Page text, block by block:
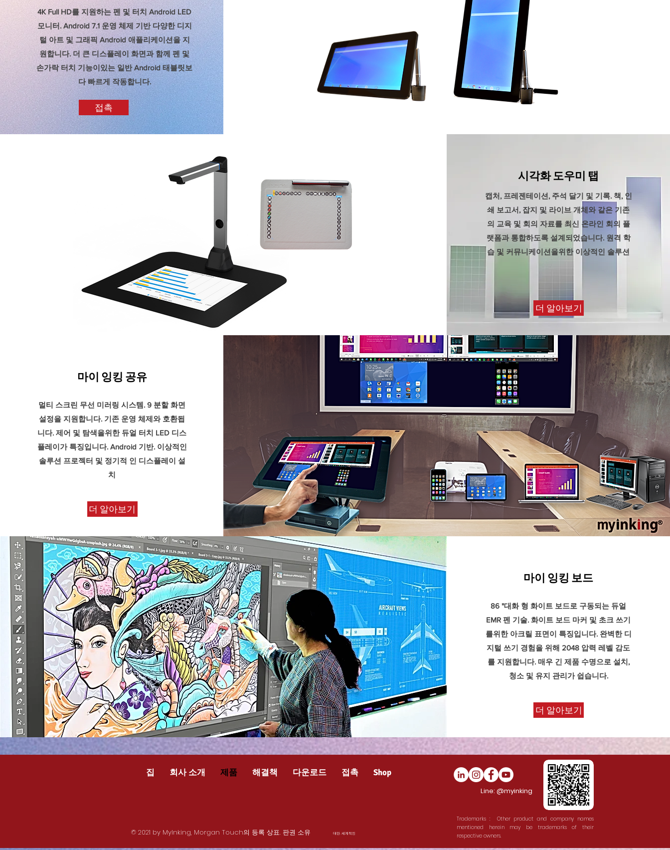
4K Full HD를 지원하는 펜 및 터치 Android LED
모니터. Android 7.1 운영 체제 기반 다양한 디지
털 아트 및 그래픽 Android 애플리케이션을 지
원합니다. 더 큰 디스플레이 화면과 함께 펜 및
손가락 터치 기능이있는 일반 Android 태블릿보
다 빠르게 작동합니다.
접촉
시각화 도우미 탭
캡처, 프레젠테이션, 주석 달기 및 기록. 책, 인
쇄 보고서, 잡지 및 라이브 개체와 같은 기존
의 교육 및 회의 자료를 최신 온라인 회의 플
랫폼과 통합하도록 설계되었습니다. 원격 학
습 및 커뮤니케이션을위한 이상적인 솔루션
더 알아보기
마이 잉킹 공유
멀티 스크린 무선 미러링 시스템. 9 분할 화면
설정을 지원합니다. 기존 운영 체제와 호환됩
니다. 제어 및 탐색을위한 듀얼 터치 LED 디스
플레이가 특징입니다. Android 기반. 이상적인
솔루션 프로젝터 및 정기적 인 디스플레이 설
치
더 알아보기
마이 잉킹 보드
86 "대화 형 화이트 보드로 구동되는 듀얼
EMR 펜 기술. 화이트 보드 마커 및 초크 쓰기
를위한 아크릴 표면이 특징입니다. 완벽한 디
지털 쓰기 경험을 위해 2048 압력 레벨 감도
를 지원합니다. 매우 긴 제품 수명으로 설치,
청소 및 유지 관리가 쉽습니다.
더 알아보기
집 회사 소개 제품 해결책 다운로드 접촉 Shop
© 2021 by MyInking, Morgan Touch의 등록 상표. 판권 소유 대만. 세계적인
Line: @myinking
Trademarks : Other product and company names
mentioned herein may be trademarks of their
respective owners.